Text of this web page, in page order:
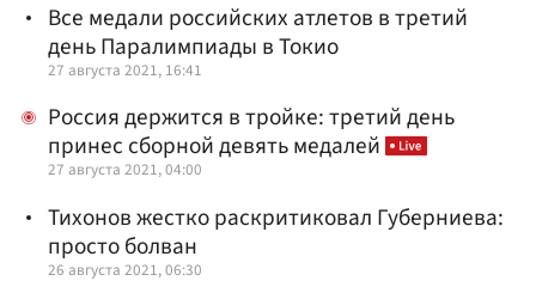
Все медали российских атлетов в третий
день Паралимпиады в Токио
27 августа 2021, 16:41
Россия держится в тройке: третий день
принес сборной девять медалей
27 августа 2021, 04:00
Тихонов жестко раскритиковал Губерниева:
просто болван
26 августа 2021, 06:30